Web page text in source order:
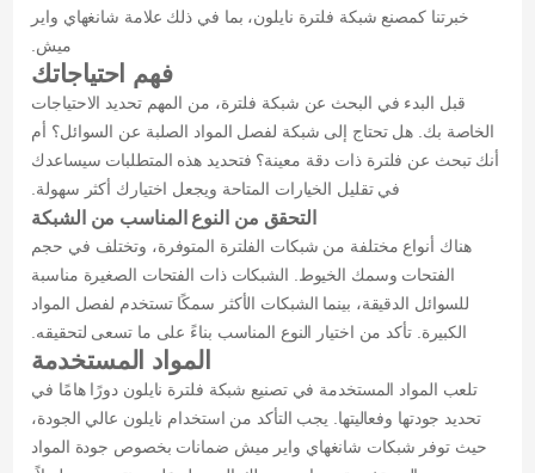
خبرتنا كمصنع شبكة فلترة نايلون، بما في ذلك علامة شانغهاي واير
ميش.
فهم احتياجاتك
قبل البدء في البحث عن شبكة فلترة، من المهم تحديد الاحتياجات
الخاصة بك. هل تحتاج إلى شبكة لفصل المواد الصلبة عن السوائل؟ أم
أنك تبحث عن فلترة ذات دقة معينة؟ فتحديد هذه المتطلبات سيساعدك
في تقليل الخيارات المتاحة ويجعل اختيارك أكثر سهولة.
التحقق من النوع المناسب من الشبكة
هناك أنواع مختلفة من شبكات الفلترة المتوفرة، وتختلف في حجم
الفتحات وسمك الخيوط. الشبكات ذات الفتحات الصغيرة مناسبة
للسوائل الدقيقة، بينما الشبكات الأكثر سمكًا تستخدم لفصل المواد
الكبيرة. تأكد من اختيار النوع المناسب بناءً على ما تسعى لتحقيقه.
المواد المستخدمة
تلعب المواد المستخدمة في تصنيع شبكة فلترة نايلون دورًا هامًا في
تحديد جودتها وفعاليتها. يجب التأكد من استخدام نايلون عالي الجودة،
حيث توفر شبكات شانغهاي واير ميش ضمانات بخصوص جودة المواد